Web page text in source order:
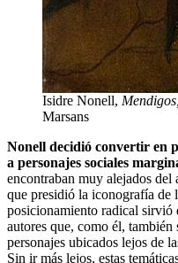
Isidre Nonell, Mendigos,
Marsans
Nonell decidió convertir en
a personajes sociales
encontraban muy alejados del
que presidió la iconografía de
posicionamiento radical sirvió
autores que, como él, también
personajes ubicados lejos de
Sin ir más lejos, estas